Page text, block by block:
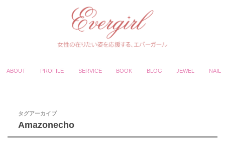
ABOUT PROFILE SERVICE BOOK BLOG JEWEL NAIL
タグアーカイブ
Amazonecho